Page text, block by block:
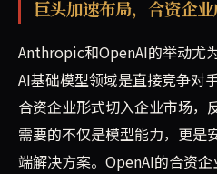
巨头加速布局，合资企
Anthropic和OpenAI的举动尤
AI基础模型领域是直接竞争对
合资企业形式切入企业市场，
需要的不仅是模型能力，更是
端解决方案。OpenAI的合资